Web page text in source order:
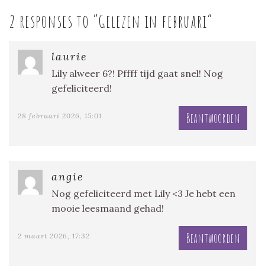
2 responses to “Gelezen in februari”
laurie
Lily alweer 6?! Pffff tijd gaat snel! Nog
gefeliciteerd!
28 februari 2026, 15:01 Beantwoorden
angie
Nog gefeliciteerd met Lily <3 Je hebt een
mooie leesmaand gehad!
2 maart 2026, 17:32 Beantwoorden